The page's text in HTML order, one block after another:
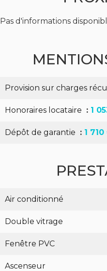
Pas d'informations
Provision sur charges
Honoraires locataire 1
Dépôt de garantie 1
Air conditionné
Double vitrage
Fenêtre PVC
Ascenseur